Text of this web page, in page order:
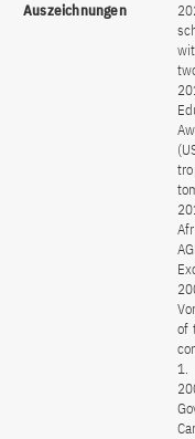
Auszeichnungen
of
1.